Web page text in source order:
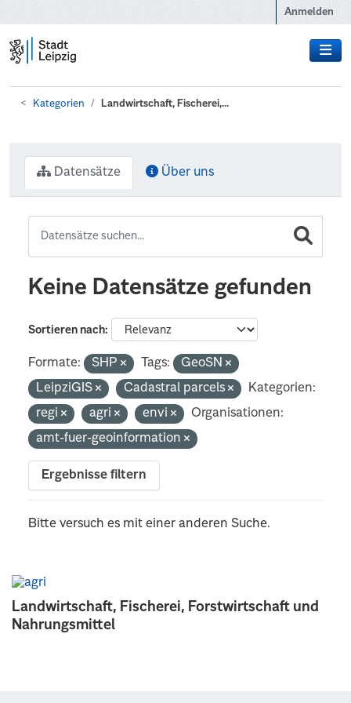
Anmelden
Kategorien Landwirtschaft, Fischerei,...
Landwirtschaft, Fischerei, Forstwirtschaft und
Nahrungsmittel
Datensätze Über uns
Keine Datensätze gefunden
Sortieren nach
Formate: SHP Tags:
GeoSN
LeipziGIS
Cadastral parcels
Kategorien:
regi
agri envi
Organisationen:
amt-fuer-geoinformation
Ergebnisse filtern
Bitte versuch es mit einer anderen Suche.